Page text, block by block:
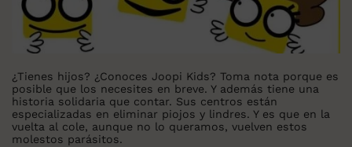
¿Tienes hijos? ¿Conoces Joopi Kids? Toma nota porque es
posible que los necesites en breve. Y además tiene una
historia solidaria que contar. Sus centros están
especializadas en eliminar piojos y lindres. Y es que en la
vuelta al cole, aunque no lo queramos, vuelven estos
molestos parásitos.